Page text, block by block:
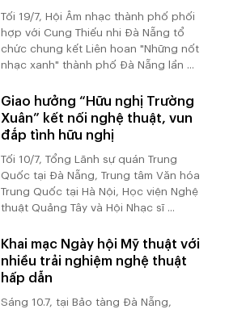
Tối 19/7, Hội Âm nhạc thành phố phối
hợp với Cung Thiếu nhi Đà Nẵng tổ
chức chung kết Liên hoan "Những nốt
nhạc xanh" thành phố Đà Nẵng lần ...
Giao hưởng “Hữu nghị Trường
Xuân” kết nối nghệ thuật, vun
đắp tình hữu nghị
Tối 10/7, Tổng Lãnh sự quán Trung
Quốc tại Đà Nẵng, Trung tâm Văn hóa
Trung Quốc tại Hà Nội, Học viện Nghệ
thuật Quảng Tây và Hội Nhạc sĩ ...
Khai mạc Ngày hội Mỹ thuật với
nhiều trải nghiệm nghệ thuật
hấp dẫn
Sáng 10.7, tại Bảo tàng Đà Nẵng,